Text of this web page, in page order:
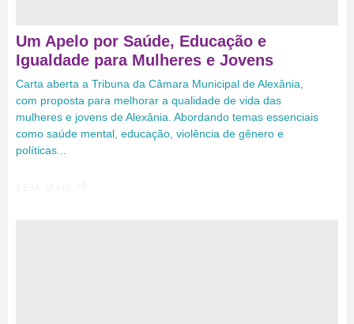
Um Apelo por Saúde, Educação e
Igualdade para Mulheres e Jovens
Carta aberta a Tribuna da Câmara Municipal de Alexânia,
com proposta para melhorar a qualidade de vida das
mulheres e jovens de Alexânia. Abordando temas essenciais
como saúde mental, educação, violência de gênero e
políticas...